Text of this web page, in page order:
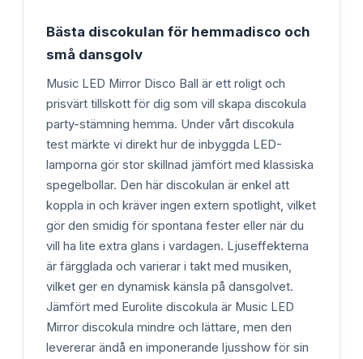
Bästa discokulan för hemmadisco och
små dansgolv
Music LED Mirror Disco Ball är ett roligt och
prisvärt tillskott för dig som vill skapa discokula
party-stämning hemma. Under vårt discokula
test märkte vi direkt hur de inbyggda LED-
lamporna gör stor skillnad jämfört med klassiska
spegelbollar. Den här discokulan är enkel att
koppla in och kräver ingen extern spotlight, vilket
gör den smidig för spontana fester eller när du
vill ha lite extra glans i vardagen. Ljuseffekterna
är färgglada och varierar i takt med musiken,
vilket ger en dynamisk känsla på dansgolvet.
Jämfört med Eurolite discokula är Music LED
Mirror discokula mindre och lättare, men den
levererar ändå en imponerande ljusshow för sin